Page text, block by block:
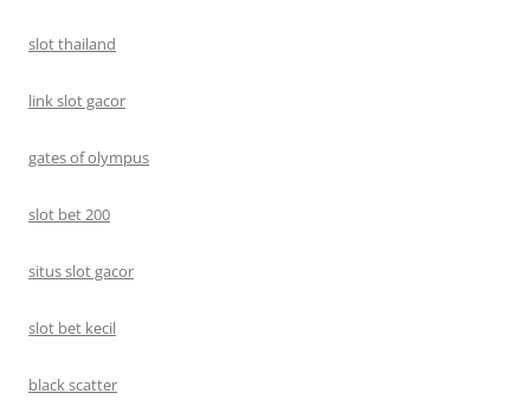
slot thailand
link slot gacor
gates of olympus
slot bet 200
situs slot gacor
slot bet kecil
black scatter